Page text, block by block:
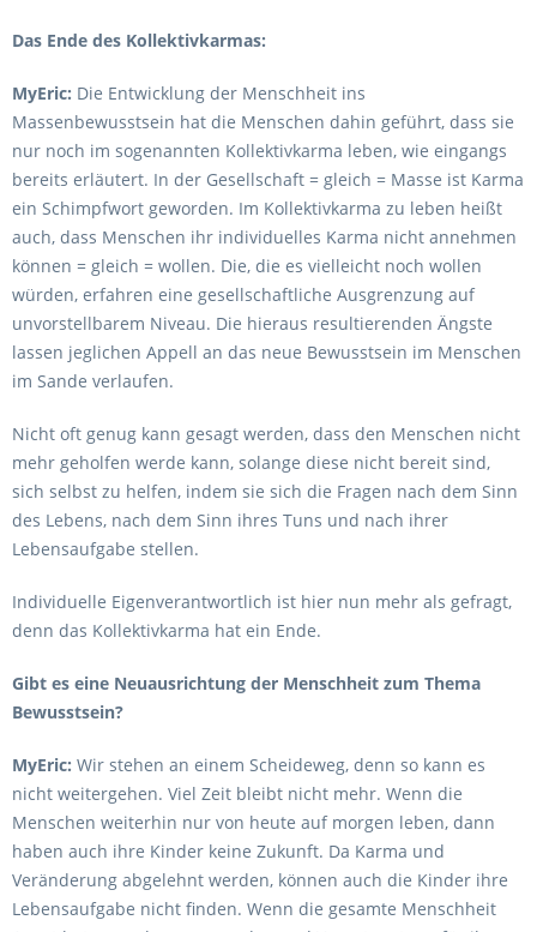
Das Ende des Kollektivkarmas:
MyEric: Die Entwicklung der Menschheit ins
Massenbewusstsein hat die Menschen dahin geführt, dass sie
nur noch im sogenannten Kollektivkarma leben, wie eingangs
bereits erläutert. In der Gesellschaft = gleich = Masse ist Karma
ein Schimpfwort geworden. Im Kollektivkarma zu leben heißt
auch, dass Menschen ihr individuelles Karma nicht annehmen
können = gleich = wollen. Die, die es vielleicht noch wollen
würden, erfahren eine gesellschaftliche Ausgrenzung auf
unvorstellbarem Niveau. Die hieraus resultierenden Ängste
lassen jeglichen Appell an das neue Bewusstsein im Menschen
im Sande verlaufen.
Nicht oft genug kann gesagt werden, dass den Menschen nicht
mehr geholfen werde kann, solange diese nicht bereit sind,
sich selbst zu helfen, indem sie sich die Fragen nach dem Sinn
des Lebens, nach dem Sinn ihres Tuns und nach ihrer
Lebensaufgabe stellen.
Individuelle Eigenverantwortlich ist hier nun mehr als gefragt,
denn das Kollektivkarma hat ein Ende.
Gibt es eine Neuausrichtung der Menschheit zum Thema
Bewusstsein?
MyEric: Wir stehen an einem Scheideweg, denn so kann es
nicht weitergehen. Viel Zeit bleibt nicht mehr. Wenn die
Menschen weiterhin nur von heute auf morgen leben, dann
haben auch ihre Kinder keine Zukunft. Da Karma und
Veränderung abgelehnt werden, können auch die Kinder ihre
Lebensaufgabe nicht finden. Wenn die gesamte Menschheit